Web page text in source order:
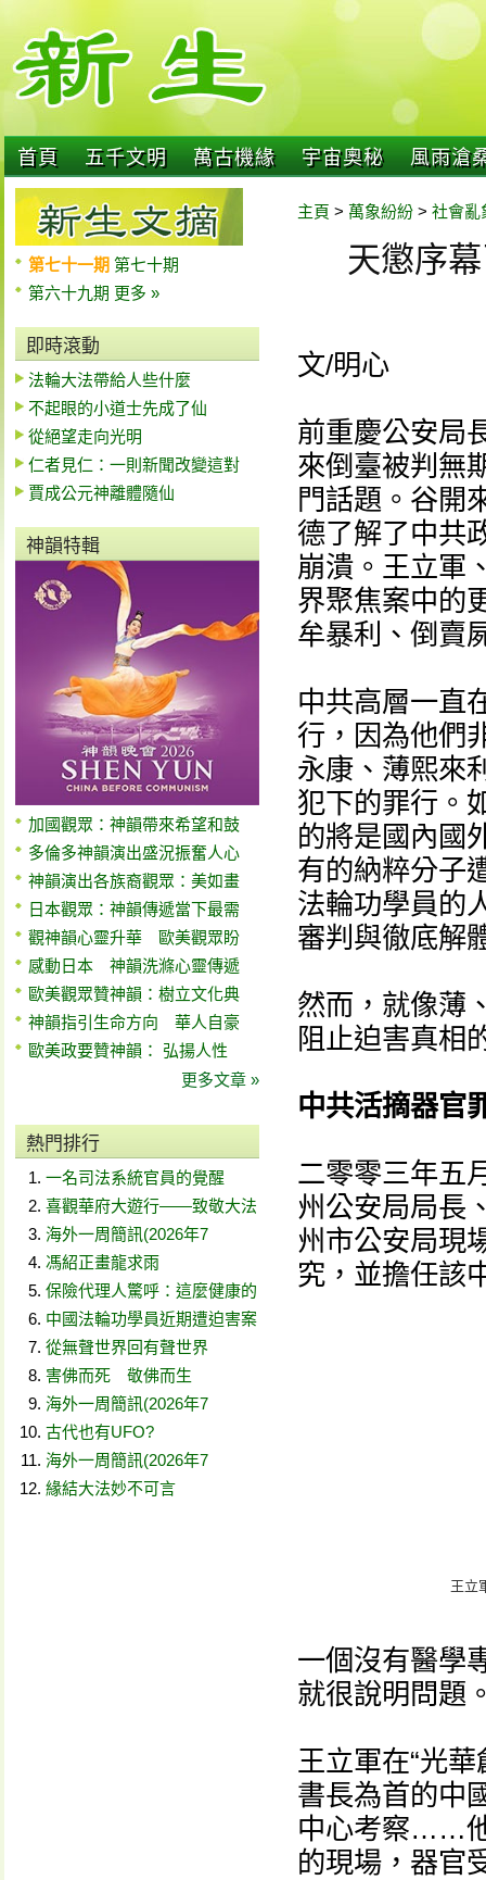
首頁 五千文明 萬古機緣 宇宙奧秘 風雨滄
第七十一期 第七十期
第六十九期 更多 »
即時滾動
法輪大法帶給人些什麼
不起眼的小道士先成了仙
從絕望走向光明
仁者見仁：一則新聞改變這對
賈成公元神離體隨仙
神韻特輯
加國觀眾：神韻帶來希望和鼓
多倫多神韻演出盛況振奮人心
神韻演出各族裔觀眾：美如畫
日本觀眾：神韻傳遞當下最需
觀神韻心靈升華 歐美觀眾盼
感動日本 神韻洗滌心靈傳遞
歐美觀眾贊神韻：樹立文化典
神韻指引生命方向 華人自豪
歐美政要贊神韻： 弘揚人性
更多文章 »
熱門排行
一名司法系統官員的覺醒
喜觀華府大遊行——致敬大法
海外一周簡訊(2026年7
馮紹正畫龍求雨
保險代理人驚呼：這麼健康的
中國法輪功學員近期遭迫害案
從無聲世界回有聲世界
害佛而死 敬佛而生
海外一周簡訊(2026年7
古代也有UFO?
海外一周簡訊(2026年7
緣結大法妙不可言
主頁 > 萬象紛紛 > 社會亂
天懲序
文/明心
前重慶公安局
來倒臺被判無
門話題。谷開
德了解了中共
崩潰。王立軍
界聚焦案中的
牟暴利、倒賣
中共高層一直
行，因為他們
永康、薄熙來
犯下的罪行。
的將是國內國
有的納粹分子
法輪功學員的
審判與徹底解
然而，就像薄
阻止迫害真相
中共活摘器官
二零零三年五
州公安局局長
州市公安局現
究，並擔任該
王立
一個沒有醫學
就很說明問題
王立軍在“光
書長為首的中
中心考察……
的現場，器官